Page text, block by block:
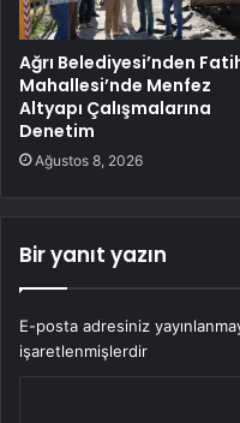
Ağrı Belediyesi’nden
Mahallesi’nde Menfez
Altyapı Çalışmalarına
Denetim
Ağustos 8, 2026
Bir yanıt yazın
E-posta adresiniz
işaretlenmişlerdir